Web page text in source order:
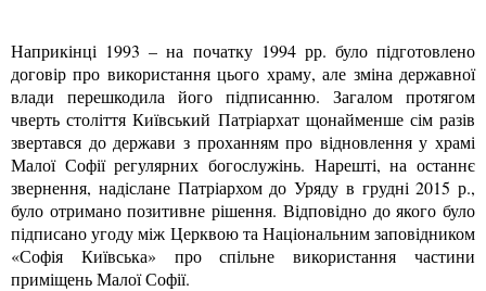
Наприкінці 1993 – на початку 1994 рр. було підготовлено
договір про використання цього храму, але зміна державної
влади перешкодила його підписанню. Загалом протягом
чверть століття Київський Патріархат щонайменше сім разів
звертався до держави з проханням про відновлення у храмі
Малої Софії регулярних богослужінь. Нарешті, на останнє
звернення, надіслане Патріархом до Уряду в грудні 2015 р.,
було отримано позитивне рішення. Відповідно до якого було
підписано угоду між Церквою та Національним заповідником
«Софія Київська» про спільне використання частини
приміщень Малої Софії.